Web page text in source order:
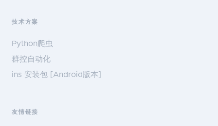
技术方案
Python爬虫
群控自动化
ins 安装包 [Android版本]
友情链接